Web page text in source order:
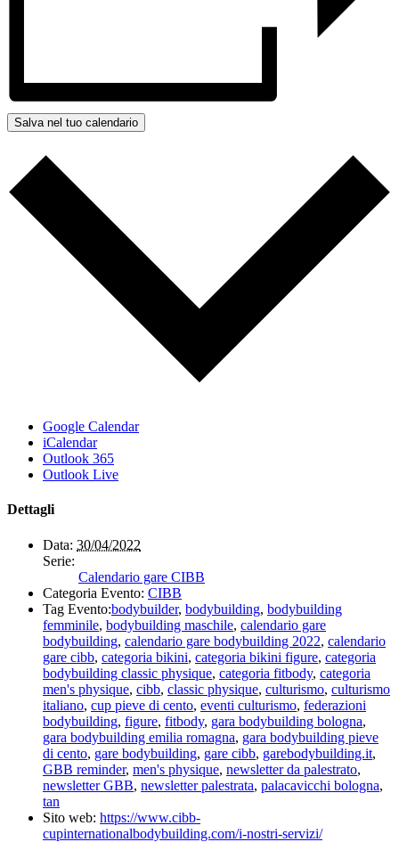
Salva nel tuo calendario
Google Calendar
iCalendar
Outlook 365
Outlook Live
Dettagli
Data: 30/04/2022
Serie:
Calendario gare CIBB
Categoria Evento: CIBB
Tag Evento:bodybuilder, bodybuilding, bodybuilding
femminile, bodybuilding maschile, calendario gare
bodybuilding, calendario gare bodybuilding 2022, calendario
gare cibb, categoria bikini, categoria bikini figure, categoria
bodybuilding classic physique, categoria fitbody, categoria
men's physique, cibb, classic physique, culturismo, culturismo
italiano, cup pieve di cento, eventi culturismo, federazioni
bodybuilding, figure, fitbody, gara bodybuilding bologna,
gara bodybuilding emilia romagna, gara bodybuilding pieve
di cento, gare bodybuilding, gare cibb, garebodybuilding.it,
GBB reminder, men's physique, newsletter da palestrato,
newsletter GBB, newsletter palestrata, palacavicchi bologna,
tan
Sito web: https://www.cibb-
cupinternationalbodybuilding.com/i-nostri-servizi/